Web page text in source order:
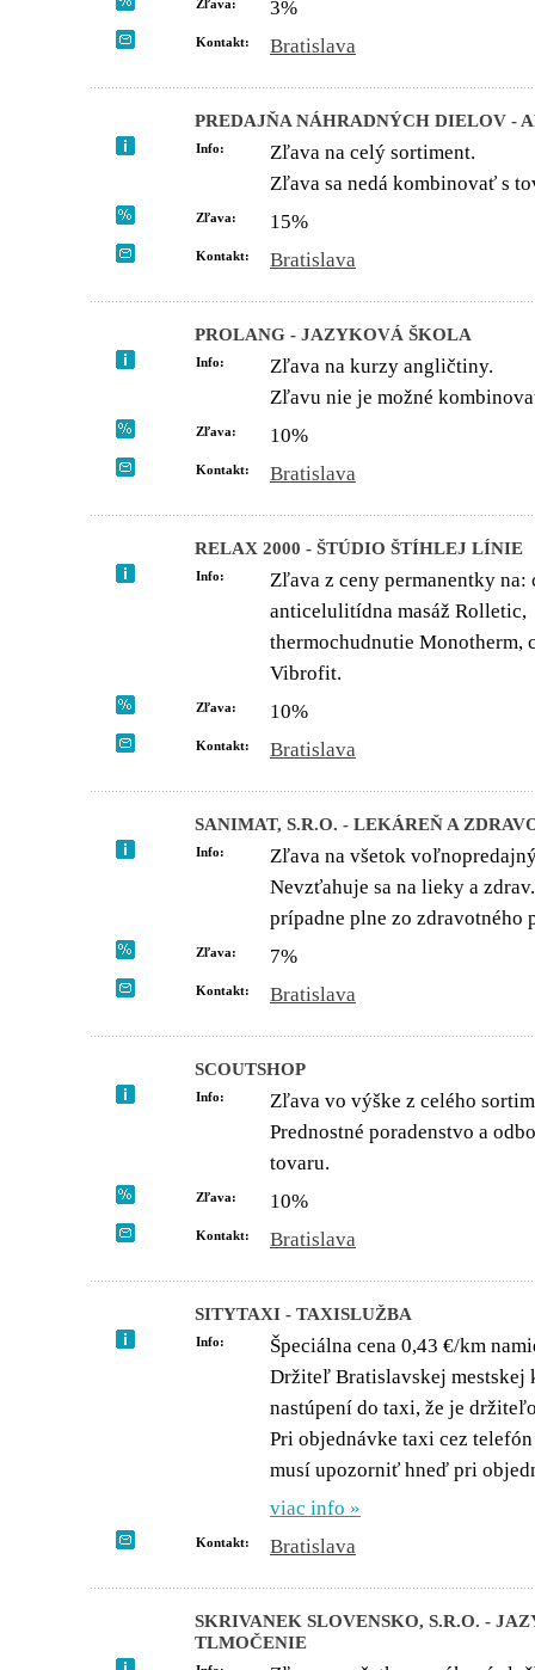
Zľava: 3%
Kontakt: Bratislava
PREDAJŇA NÁHRADNÝCH DIELOV -
Info:
Zľava na celý sortiment.
Zľava sa nedá kombinovať s
Zľava: 15%
Kontakt: Bratislava
PROLANG - JAZYKOVÁ ŠKOLA
Info:
Zľava na kurzy angličtiny.
Zľavu nie je možné
Zľava: 10%
Kontakt: Bratislava
RELAX 2000 - ŠTÚDIO ŠTÍHLEJ LÍNIE
Info:
Zľava z ceny permanentky
anticelulitídna masáž Rolletic,
thermochudnutie Monotherm,
Vibrofit.
Zľava: 10%
Kontakt: Bratislava
SANIMAT, S.R.O. - LEKÁREŇ A
Info:
Zľava na všetok
Nevzťahuje sa na lieky a
prípadne plne zo zdravotného
Zľava: 7%
Kontakt: Bratislava
SCOUTSHOP
Info:
Zľava vo výške z celého
Prednostné poradenstvo a
tovaru.
Zľava: 10%
Kontakt: Bratislava
SITYTAXI - TAXISLUŽBA
Info:
Špeciálna cena 0,43 €/km
Držiteľ Bratislavskej
nastúpení do taxi, že je
Pri objednávke taxi cez
musí upozorniť hneď pri
viac info »
Kontakt: Bratislava
SKRIVANEK SLOVENSKO, S.R.O. -
TLMOČENIE